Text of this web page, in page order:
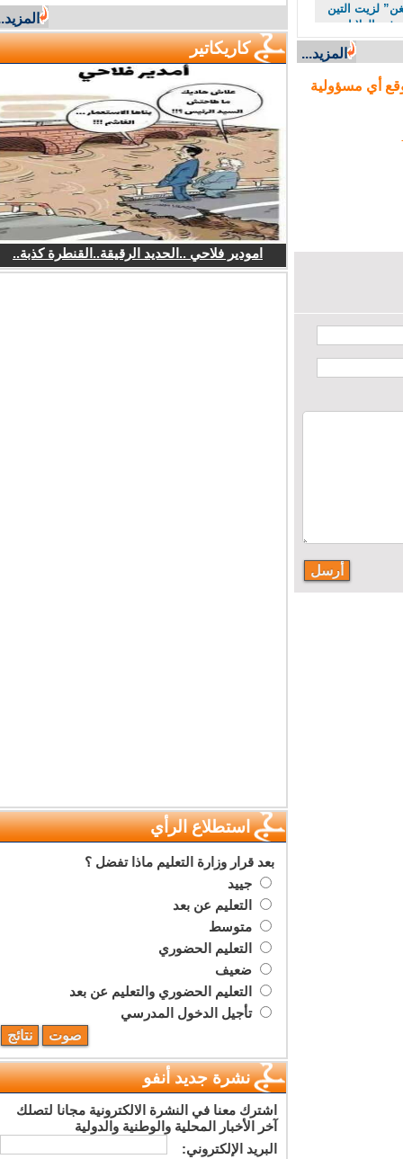
لزيت التين
الولايات
المزيد...
أي مسؤولية
المزيد...
كاريكاتير
امودير فلاحي ..الحديد الرقيقة..القنطرة كذبة..
استطلاع الرأي
بعد قرار وزارة التعليم ماذا تفضل ؟
جييد
التعليم عن بعد
متوسط
التعليم الحضوري
ضعيف
التعليم الحضوري والتعليم عن بعد
تأجيل الدخول المدرسي
نشرة جديد أنفو
اشترك معنا في النشرة الالكترونية مجانا لتصلك
آخر الأخبار المحلية والوطنية والدولية
البريد اﻹلكتروني: